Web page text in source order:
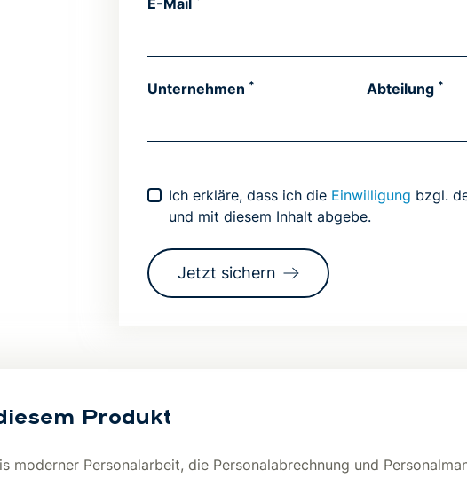
E-Mail
Unternehmen * Abteilung *
Ich erkläre, dass ich die Einwilligung bzgl.
und mit diesem Inhalt abgebe.
Jetzt sichern
Produkt
moderner Personalarbeit, die Personalabrechnung und